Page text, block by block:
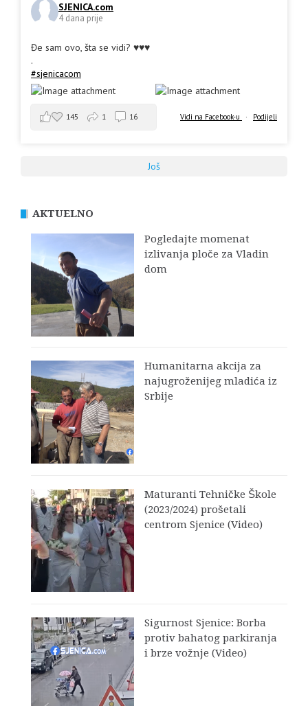
SJENICA.com
4 dana prije
Đe sam ovo, šta se vidi? ♥️♥️♥️
.
#sjenicacom
Vidi na Facebook-u · Podijeli
145 1 16
Još
AKTUELNO
Pogledajte momenat
izlivanja ploče za Vladin
dom
Humanitarna akcija za
najugroženijeg mladića iz
Srbije
Maturanti Tehničke Škole
(2023/2024) prošetali
centrom Sjenice (Video)
Sigurnost Sjenice: Borba
protiv bahatog parkiranja
i brze vožnje (Video)